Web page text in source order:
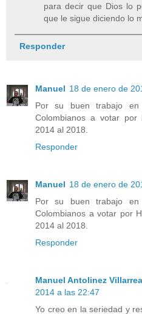
para decir que Dios lo
que le sigue diciendo lo
Responder
Manuel 18 de enero de
Por su buen trabajo
Colombianos a votar por
2014 al 2018.
Responder
Manuel 18 de enero de
Por su buen trabajo
Colombianos a votar por
2014 al 2018.
Responder
Manuel Antolinez
2014 a las 22:47
Yo creo en la seriedad y